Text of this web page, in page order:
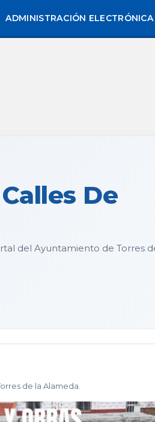
ADMINISTRACIÓN ELECTRÓNICA
De
del Ayuntamiento de Torres
de la Alameda.